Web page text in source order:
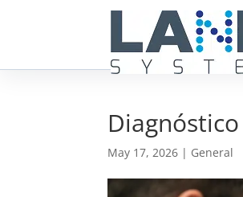
May 17, 2026 | General